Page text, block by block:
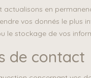
actualisons en
vos donnés le plus
le stockage de vos
de contact